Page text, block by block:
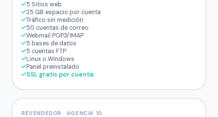
5 Sitios web
25 GB espacio por cuenta
Tráfico sin medición
50 cuentas de correo
Webmail POP3/IMAP
5 bases de datos
5 cuentas FTP
Linux o Windows
Panel preinstalado
SSL gratis por cuenta
REVENDEDOR · AGENCIA 10